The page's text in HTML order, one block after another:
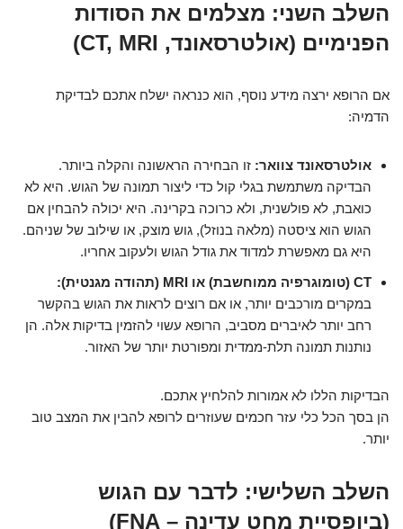
השלב השני: מצלמים את הסודות
הפנימיים (אולטרסאונד, CT, MRI)
אם הרופא ירצה מידע נוסף, הוא כנראה ישלח אתכם לבדיקת
הדמיה:
אולטרסאונד צוואר: זו הבחירה הראשונה והקלה ביותר.
הבדיקה משתמשת בגלי קול כדי ליצור תמונה של הגוש. היא לא
כואבת, לא פולשנית, ולא כרוכה בקרינה. היא יכולה להבחין אם
הגוש הוא ציסטה (מלאה בנוזל), גוש מוצק, או שילוב של שניהם.
היא גם מאפשרת למדוד את גודל הגוש ולעקוב אחריו.
CT (טומוגרפיה ממוחשבת) או MRI (תהודה מגנטית):
במקרים מורכבים יותר, או אם רוצים לראות את הגוש בהקשר
רחב יותר לאיברים מסביב, הרופא עשוי להזמין בדיקות אלה. הן
נותנות תמונה תלת-ממדית ומפורטת יותר של האזור.
הבדיקות הללו לא אמורות להלחיץ אתכם.
הן בסך הכל כלי עזר חכמים שעוזרים לרופא להבין את המצב טוב
יותר.
השלב השלישי: לדבר עם הגוש
(ביופסיית מחט עדינה – FNA)